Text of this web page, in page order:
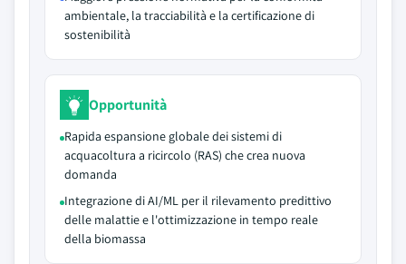
ambientale, la tracciabilità e la certificazione di
sostenibilità
Opportunità
Rapida espansione globale dei sistemi di
acquacoltura a ricircolo (RAS) che crea nuova
domanda
Integrazione di AI/ML per il rilevamento predittivo
delle malattie e l'ottimizzazione in tempo reale
della biomassa